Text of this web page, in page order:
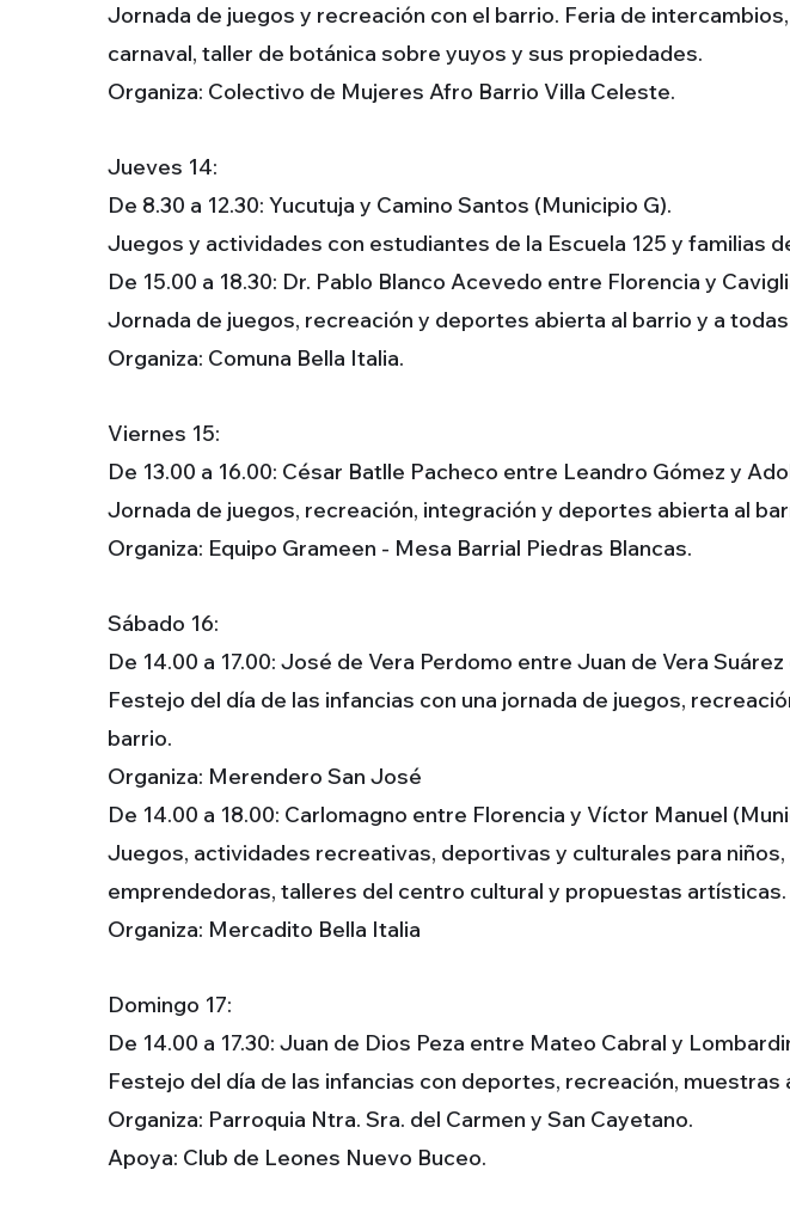
Jornada de juegos y recreación con el barrio. Feria de
carnaval, taller de botánica sobre yuyos y sus propiedades.
Organiza: Colectivo de Mujeres Afro Barrio Villa Celeste.
Jueves 14:
De 8.30 a 12.30: Yucutuja y Camino Santos (Municipio G).
Juegos y actividades con estudiantes de la Escuela 125 y familias
De 15.00 a 18.30: Dr. Pablo Blanco Acevedo entre Florencia y
Jornada de juegos, recreación y deportes abierta al barrio y a
Organiza: Comuna Bella Italia.
Viernes 15:
De 13.00 a 16.00: César Batlle Pacheco entre Leandro Gómez y
Jornada de juegos, recreación, integración y deportes abierta al
Organiza: Equipo Grameen - Mesa Barrial Piedras Blancas.
Sábado 16:
De 14.00 a 17.00: José de Vera Perdomo entre Juan de Vera
Festejo del día de las infancias con una jornada de juegos,
barrio.
Organiza: Merendero San José
De 14.00 a 18.00: Carlomagno entre Florencia y Víctor Manuel
Juegos, actividades recreativas, deportivas y culturales para
emprendedoras, talleres del centro cultural y propuestas artísticas.
Organiza: Mercadito Bella Italia
Domingo 17:
De 14.00 a 17.30: Juan de Dios Peza entre Mateo Cabral y
Festejo del día de las infancias con deportes, recreación,
Organiza: Parroquia Ntra. Sra. del Carmen y San Cayetano.
Apoya: Club de Leones Nuevo Buceo.